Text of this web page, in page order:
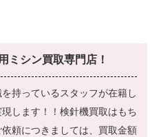
ミシン買取専門店！
持っているスタッフが在籍し
します！！検針機買取はもち
頼につきましては、買取金額